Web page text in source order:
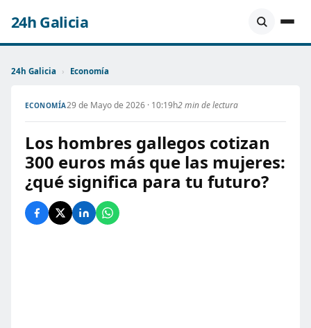
24h Galicia
24h Galicia › Economía
ECONOMÍA29 de Mayo de 2026 · 10:19h2 min de lectura
Los hombres gallegos cotizan
300 euros más que las mujeres:
¿qué significa para tu futuro?